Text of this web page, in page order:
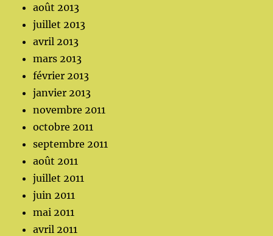
août 2013
juillet 2013
avril 2013
mars 2013
février 2013
janvier 2013
novembre 2011
octobre 2011
septembre 2011
août 2011
juillet 2011
juin 2011
mai 2011
avril 2011